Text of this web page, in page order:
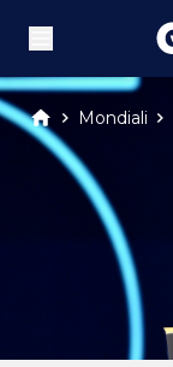
Mondiali